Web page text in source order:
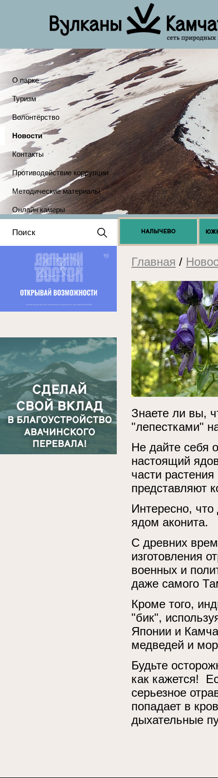
О парке
Туризм
Волонтёрство
Новости
Контакты
Противодействие коррупции
Методические материалы
Онлайн камеры
Положение о выдаче
разрешений 2025
Главная /
Знаете ли вы,
"лепестками"
Не дайте себя
настоящий
части
представляют
Интересно, что
ядом аконита.
С древних
изготовления
военных и
даже самого
Кроме того,
"бик",
Японии и
медведей и
Будьте
как кажется!
серьезное
попадает в
дыхательные